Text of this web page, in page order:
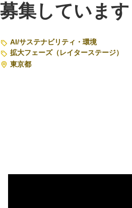
Startup Magazine
注目スタートアップ
イベント・セミナー
募集しています
AI/サステナビリティ・環境
拡大フェーズ（レイターステージ）
東京都